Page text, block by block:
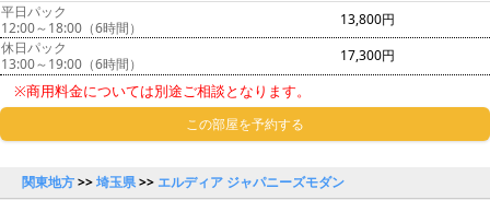
平日パック
12:00～18:00（6時間）
13,800円
休日パック
13:00～19:00（6時間）
17,300円
※商用料金については別途ご相談となります。
この部屋を予約する
関東地方>>埼玉県>> エルディア ジャパニーズモダン